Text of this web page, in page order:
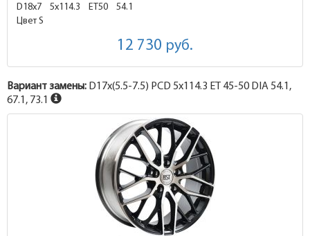
D18x7 5x114.3 ET50
54.1
Цвет S
12 730 руб.
Вариант замены: D17x(5.5-7.5) PCD 5x114.3 ET 45-50 DIA 54.1,
67.1, 73.1